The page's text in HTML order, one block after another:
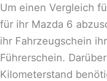
Um einen Vergleich
für ihr Mazda 6
ihr Fahrzeugschein
Führerschein.
Kilometerstand